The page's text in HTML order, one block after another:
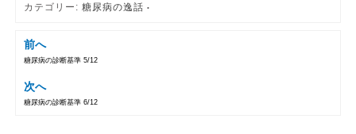
カテゴリー: 糖尿病の逸話
前へ
糖尿病の診断基準 5/12
次へ
糖尿病の診断基準 6/12